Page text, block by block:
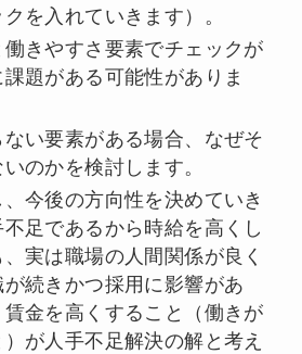
クを入れていきます）。
きやすさ要素でチェックが
題がある可能性がありま
い要素がある場合、なぜそ
のかを検討します。
今後の方向性を決めていき
足であるから時給を高くし
実は職場の人間関係が良く
続きかつ採用に影響があ
金を高くすること（働きが
が人手不足解決の解と考え